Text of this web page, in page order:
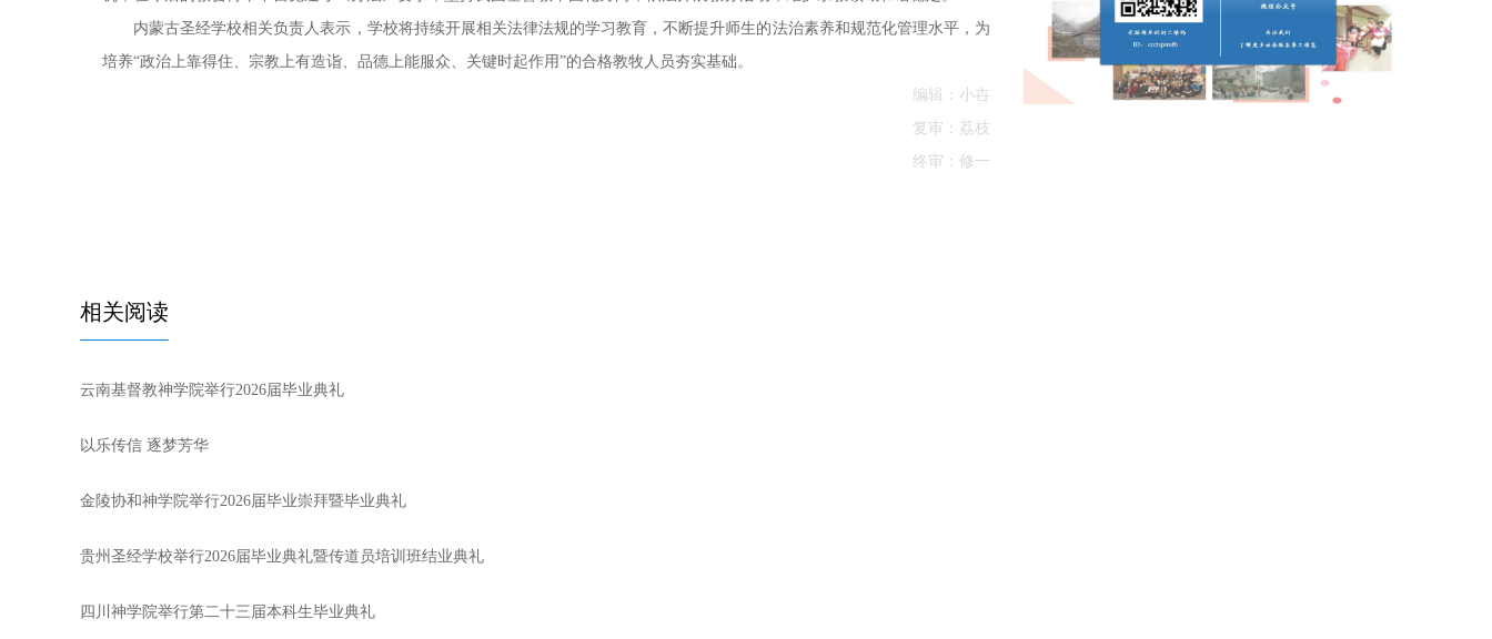
内蒙古圣经学校相关负责人表示，学校将持续开展相关法律法规的学习教育，不断提升师生的法治素养和规范化管理水平，为
培养“政治上靠得住、宗教上有造诣、品德上能服众、关键时起作用”的合格教牧人员夯实基础。
编辑：小卋
复审：荔枝
终审：修一
相关阅读
云南基督教神学院举行2026届毕业典礼
以乐传信 逐梦芳华
金陵协和神学院举行2026届毕业崇拜暨毕业典礼
贵州圣经学校举行2026届毕业典礼暨传道员培训班结业典礼
四川神学院举行第二十三届本科生毕业典礼